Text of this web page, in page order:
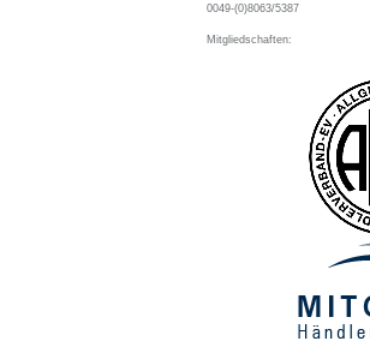
0049-(0)8063/5387
Mitgliedschaften: